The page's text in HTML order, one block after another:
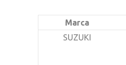
Marca
SUZUKI